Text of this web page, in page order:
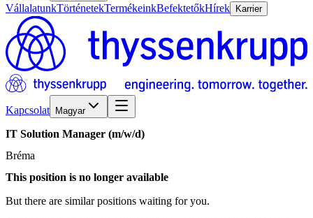
VállalatunkTörténetekTermékeinkBefektetőkHírek Karrier
Kapcsolat Magyar
IT Solution Manager (m/w/d)
Bréma
This position is no longer available
But there are similar positions waiting for you.